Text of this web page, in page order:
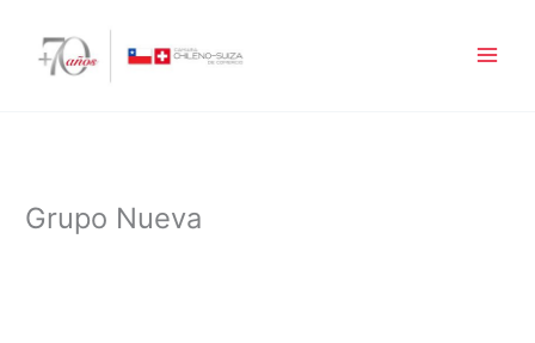
contenido
Grupo Nueva